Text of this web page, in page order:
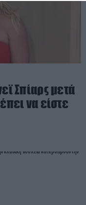
Σπίαρς μετά
να είστε